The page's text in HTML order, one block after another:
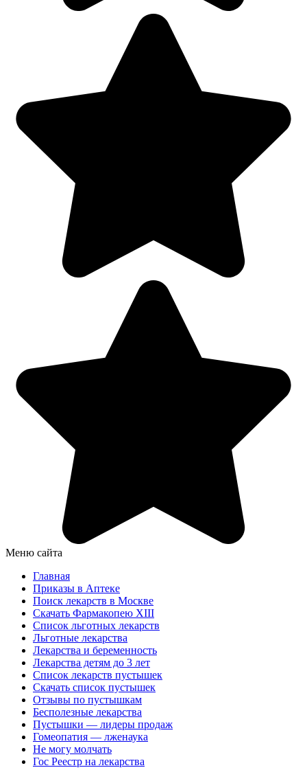
Меню сайта
Главная
Приказы в Аптеке
Поиск лекарств в Москве
Скачать Фармакопею XIII
Список льготных лекарств
Льготные лекарства
Лекарства и беременность
Лекарства детям до 3 лет
Список лекарств пустышек
Скачать список пустышек
Отзывы по пустышкам
Бесполезные лекарства
Пустышки — лидеры продаж
Гомеопатия — лженаука
Не могу молчать
Гос Реестр на лекарства